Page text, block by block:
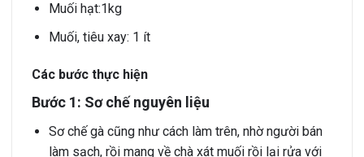
Muối hạt:1kg
Muối, tiêu xay: 1 ít
Các bước thực hiện
Bước 1: Sơ chế nguyên liệu
Sơ chế gà cũng như cách làm trên, nhờ người bán
làm sạch, rồi mang về chà xát muối rồi lại rửa với